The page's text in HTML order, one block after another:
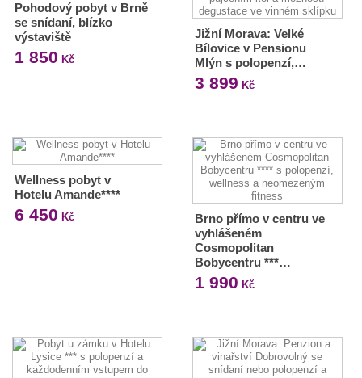
Pohodový pobyt v Brně
se snídaní, blízko
výstaviště
1 850 Kč
Jižní Morava: Velké
Bílovice v Pensionu
Mlýn s polopenzí,…
3 899 Kč
Wellness pobyt v
Hotelu Amande****
6 450 Kč
Brno přímo v centru ve
vyhlášeném
Cosmopolitan
Bobycentru ***…
1 990 Kč